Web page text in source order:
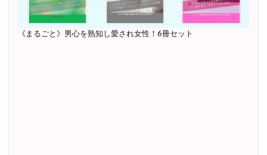
《まるごと》男心を熟知し愛され女性！6冊セット